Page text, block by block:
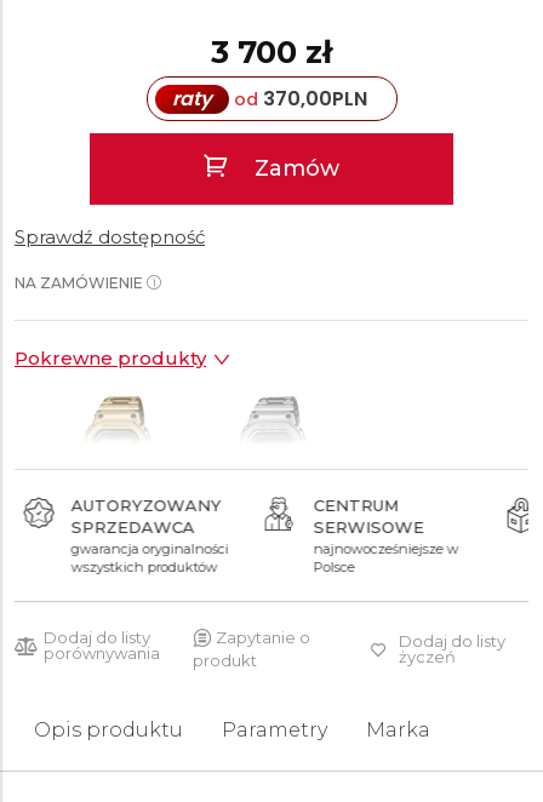
3 700 zł
raty od 370,00PLN
Zamów
Sprawdź dostępność
NA ZAMÓWIENIE
Pokrewne produkty
2 999 zł
AUTORYZOWANY
SPRZEDAWCA
gwarancja oryginalności
wszystkich produktów
CENTRUM
SERWISOWE
najnowocześniejsze w
Polsce
Dodaj do listy
porównywania
Zapytanie o
produkt
Dodaj do listy
życzeń
Opis produktu Parametry Marka